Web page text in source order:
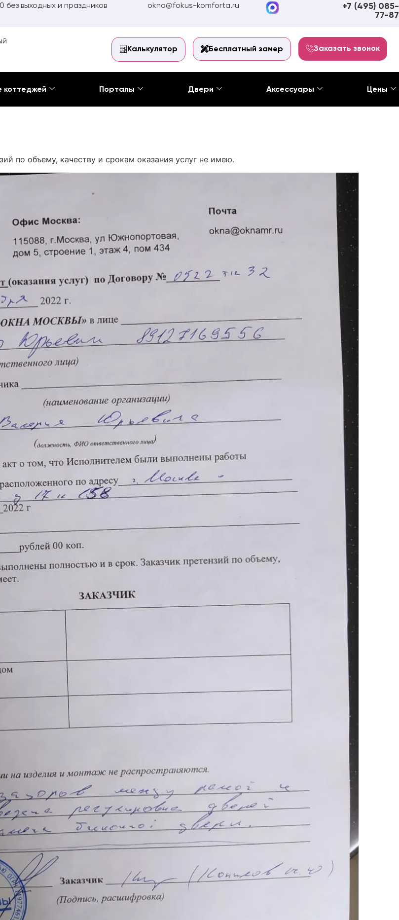
выходных и праздников okno@fokus-komforta.ru
+7 (495) 085-
77-87
Калькулятор Бесплатный замер Заказать звонок
коттеджей Порталы Двери Аксессуары Цены
по объему, качеству и срокам оказания услуг не имею.